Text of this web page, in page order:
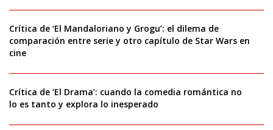
Crítica de ‘El Mandaloriano y Grogu’: el dilema de
comparación entre serie y otro capítulo de Star Wars en
cine
Crítica de ‘El Drama’: cuando la comedia romántica no
lo es tanto y explora lo inesperado